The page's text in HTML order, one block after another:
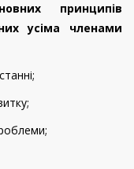
принципів
усіма членами